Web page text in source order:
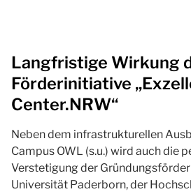
Langfristige Wirkung
Förderinitiative
Center.NRW“
Neben dem infrastrukturellen
Campus OWL (s.u.) wird auch die
Verstetigung der
Universität Paderborn, der